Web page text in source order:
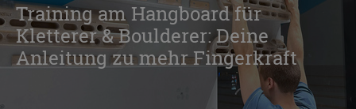
Training am Hangboard für
Kletterer & Boulderer: Deine
Anleitung zu mehr Fingerkraft